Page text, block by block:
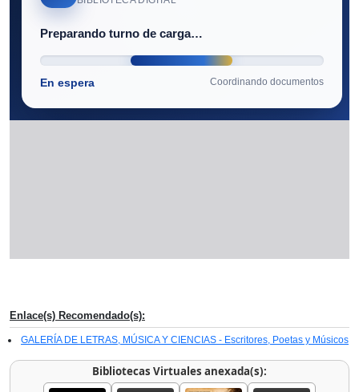
Enlace(s) Recomendado(s):
GALERÍA DE LETRAS, MÚSICA Y CIENCIAS - Escritores, Poetas y Músicos
Bibliotecas Virtuales anexada(s):